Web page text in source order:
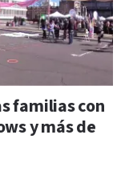
familias con
y más de